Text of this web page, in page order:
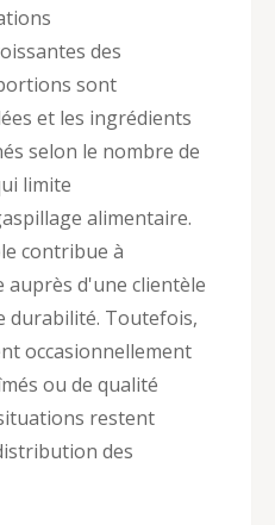
des
sont
et les ingrédients
selon le nombre de
limite
alimentaire.
contribue à
auprès d'une clientèle
durabilité. Toutefois,
occasionnellement
ou de qualité
restent
des